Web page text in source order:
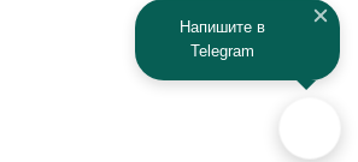
Напишите в
Telegram